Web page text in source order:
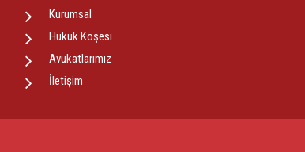
Kurumsal
Hukuk Köşesi
Avukatlarımız
İletişim